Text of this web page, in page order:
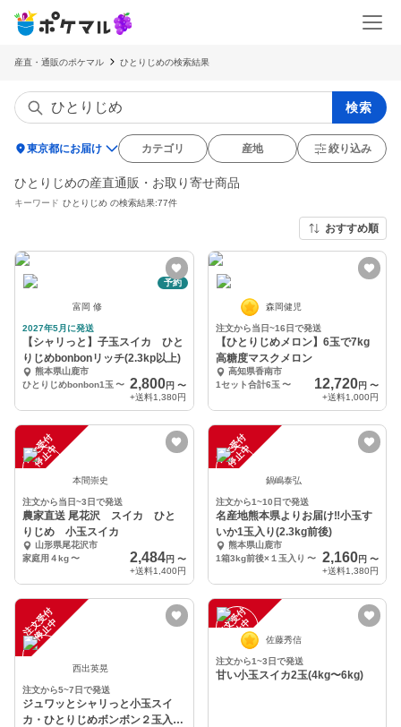
産直・通販のポケマル ひとりじめの検索結果
検索
location_on東京都にお届け カテゴリ 産地 絞り込み
ひとりじめの産直通販・お取り寄せ商品
キーワード ひとりじめ の検索結果:77件
おすすめ順
予約
富岡 修
2027年5月に発送
【シャリっと】子玉スイカ ひと
りじめbonbonリッチ(2.3kp以上)
熊本県山鹿市
ひとりじめbonbon1玉 〜 2,800円 〜
+送料1,380円
森岡健児
注文から当日~16日で発送
【ひとりじめメロン】6玉で7kg
高糖度マスクメロン
高知県香南市
1セット合計6玉 〜 12,720円 〜
+送料1,000円
注
文
受
付
停
止
中
本間崇史
注文から当日~3日で発送
農家直送 尾花沢 スイカ ひと
りじめ 小玉スイカ
山形県尾花沢市
家庭用４kg〜 2,484円 〜
+送料1,400円
注
文
受
付
停
止
中
鍋嶋泰弘
注文から1~10日で発送
名産地熊本県よりお届け‼︎小玉す
いか1玉入り(2.3kg前後)
熊本県山鹿市
1箱3kg前後×１玉入り 〜 2,160円 〜
+送料1,380円
注
文
受
付
停
止
中
西出英晃
注文から5~7日で発送
ジュワッとシャリっと小玉スイ
カ・ひとりじめボンボン２玉入り
注
文
受
付
停
止
中 佐藤秀信
注文から1~3日で発送
甘い小玉スイカ2玉(4kg〜6kg)